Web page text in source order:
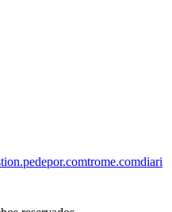
depor.comtrome.comdiari